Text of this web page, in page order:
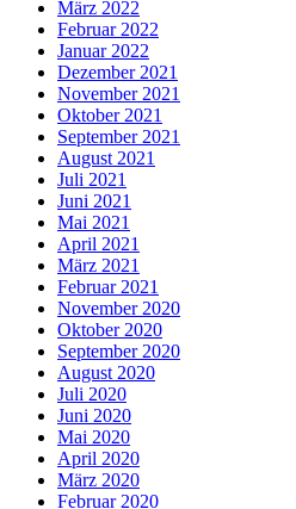
März 2022
Februar 2022
Januar 2022
Dezember 2021
November 2021
Oktober 2021
September 2021
August 2021
Juli 2021
Juni 2021
Mai 2021
April 2021
März 2021
Februar 2021
November 2020
Oktober 2020
September 2020
August 2020
Juli 2020
Juni 2020
Mai 2020
April 2020
März 2020
Februar 2020